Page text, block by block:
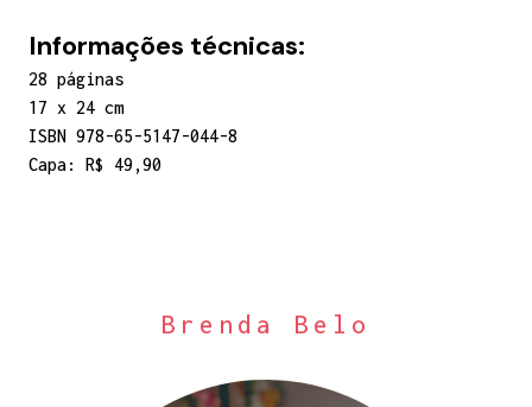
Informações técnicas:
28 páginas
17 x 24 cm
ISBN 978-65-5147-044-8
Capa: R$ 49,90
Brenda Belo